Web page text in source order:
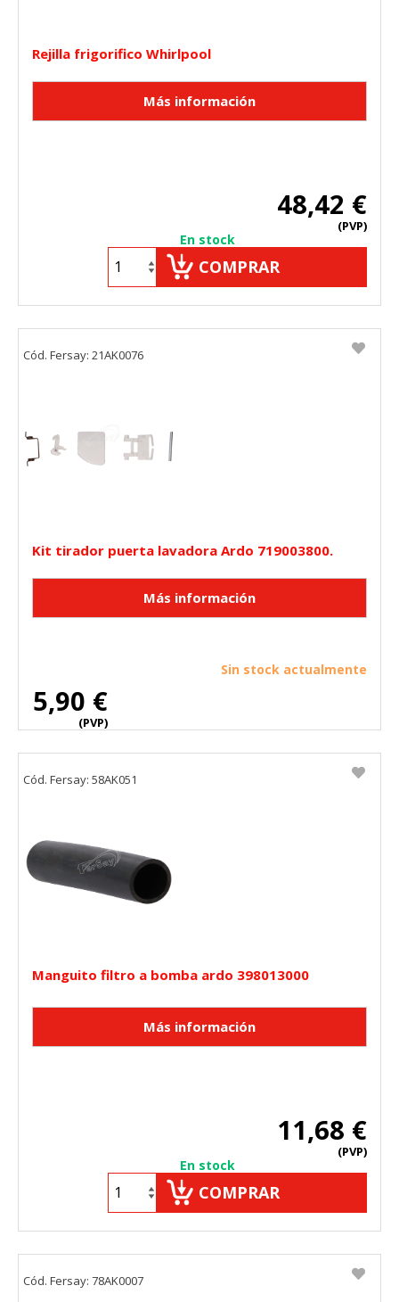
Rejilla frigorifico Whirlpool
48,42 €
(PVP)
En stock
COMPRAR
Kit tirador puerta lavadora Ardo 719003800.
5,90 €
(PVP)
Sin stock actualmente
Cód. Fersay: 21AK0076
Manguito filtro a bomba ardo 398013000
11,68 €
(PVP)
En stock
COMPRAR
Cód. Fersay: 58AK051
Cód. Fersay: 78AK0007